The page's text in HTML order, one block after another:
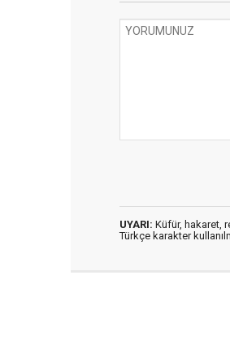
UYARI: Küfür, hakaret,
Türkçe karakter